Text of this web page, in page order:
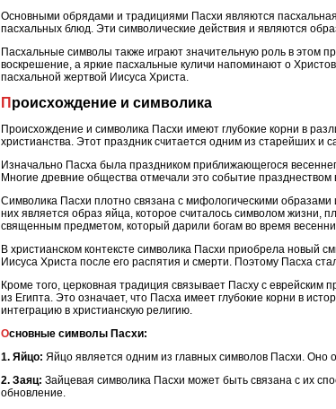
Основными обрядами и традициями Пасхи являются
пасхальных блюд. Эти символические действия и являются
Пасхальные символы также играют значительную роль в этом
воскрешение, а яркие пасхальные куличи напоминают о
пасхальной жертвой Иисуса Христа.
Происхождение и символика
Происхождение и символика Пасхи имеют глубокие корни в
христианства. Этот праздник считается одним из старейших и
Изначально Пасха была праздником приближающегося
Многие древние общества отмечали это событие празднеством
Символика Пасхи плотно связана с мифологическими
них является образ яйца, которое считалось символом жизни,
священным предметом, который дарили богам во время
В христианском контексте символика Пасхи приобрела новый
Иисуса Христа после его распятия и смерти. Поэтому Пасха
Кроме того, церковная традиция связывает Пасху с еврейским
из Египта. Это означает, что Пасха имеет глубокие корни в
интеграцию в христианскую религию.
Основные символы Пасхи:
1. Яйцо: Яйцо является одним из главных символов Пасхи.
2. Заяц: Зайцевая символика Пасхи может быть связана с их
обновление.